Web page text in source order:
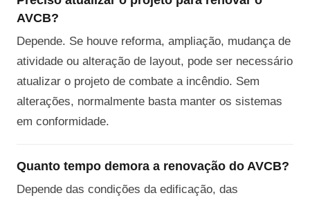
AVCB?
Depende. Se houve reforma, ampliação, mudança de
atividade ou alteração de layout, pode ser necessário
atualizar o projeto de combate a incêndio. Sem
alterações, normalmente basta manter os sistemas
em conformidade.
Quanto tempo demora a renovação do AVCB?
Depende das condições da edificação, das